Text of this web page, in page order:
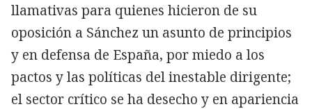
llamativas para quienes hicieron de su
oposición a Sánchez un asunto de principios
y en defensa de España, por miedo a los
pactos y las políticas del inestable dirigente;
el sector crítico se ha desecho y en apariencia